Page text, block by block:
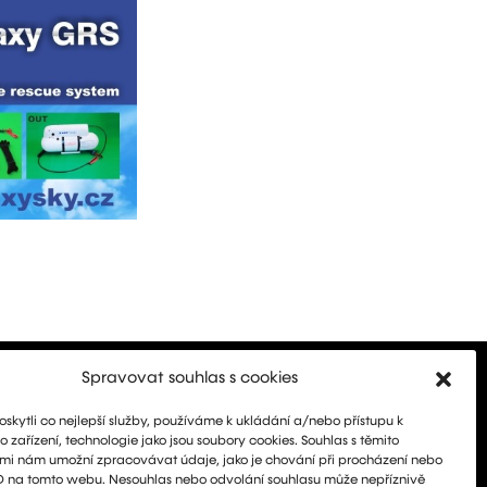
Spravovat souhlas s cookies
co nejlepší služby, používáme k ukládání a/nebo přístupu k
zařízení, technologie jako jsou soubory cookies. Souhlas s těmito
nám umožní zpracovávat údaje, jako je chování při procházení nebo
na tomto webu. Nesouhlas nebo odvolání souhlasu může nepříznivě